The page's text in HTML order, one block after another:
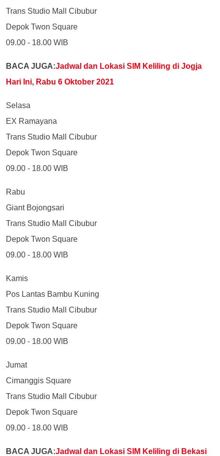
Trans Studio Mall Cibubur
Depok Twon Square
09.00 - 18.00 WIB
BACA JUGA:Jadwal dan Lokasi SIM Keliling di Jogja
Hari Ini, Rabu 6 Oktober 2021
Selasa
EX Ramayana
Trans Studio Mall Cibubur
Depok Twon Square
09.00 - 18.00 WIB
Rabu
Giant Bojongsari
Trans Studio Mall Cibubur
Depok Twon Square
09.00 - 18.00 WIB
Kamis
Pos Lantas Bambu Kuning
Trans Studio Mall Cibubur
Depok Twon Square
09.00 - 18.00 WIB
Jumat
Cimanggis Square
Trans Studio Mall Cibubur
Depok Twon Square
09.00 - 18.00 WIB
BACA JUGA:Jadwal dan Lokasi SIM Keliling di Bekasi